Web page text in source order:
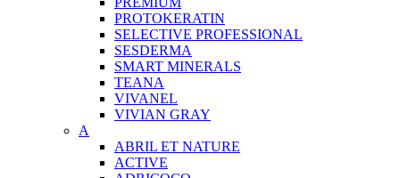
PROTOKERATIN
SELECTIVE PROFESSIONAL
SESDERMA
SMART MINERALS
TEANA
VIVANEL
VIVIAN GRAY
A
ABRIL ET NATURE
ACTIVE